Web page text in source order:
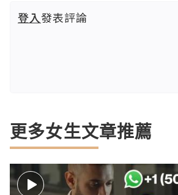
登入發表評論
更多女生文章推薦